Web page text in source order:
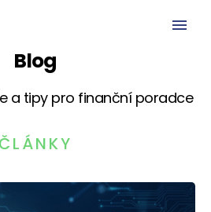
Blog
a tipy pro finanční poradce